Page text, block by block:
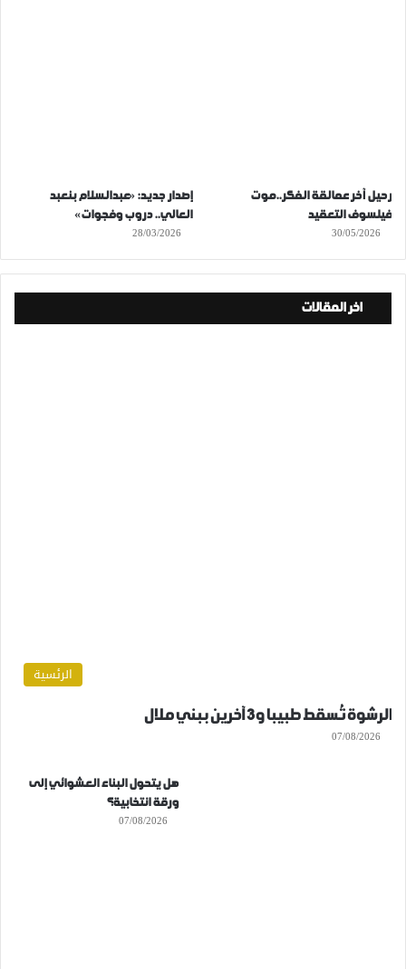
رحيل آخر عمالقة الفكر..موت
فيلسوف التعقيد
30/05/2026
إصدار جديد: «عبدالسلام بنعبد
العالي.. دروب وفجوات»
28/03/2026
اخر المقالات
الرئسية
الرشوة تُسقط طبيبا و3 آخرين ببني ملال
07/08/2026
هل يتحول البناء العشوائي إلى
ورقة انتخابية؟
07/08/2026